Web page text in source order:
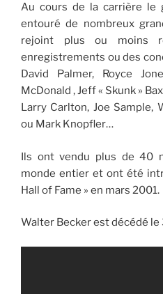
Au cours de la carrière le
entouré de nombreux
rejoint plus ou moins
enregistrements ou des
David Palmer, Royce
McDonald , Jeff « Skunk »
Larry Carlton, Joe Sample,
ou Mark Knopfler…
Ils ont vendu plus de 40
monde entier et ont été
Hall of Fame » en mars 2001.
Walter Becker est décédé